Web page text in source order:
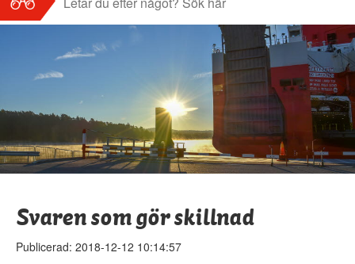
Sök
Svaren som gör skillnad
Publicerad: 2018-12-12 10:14:57